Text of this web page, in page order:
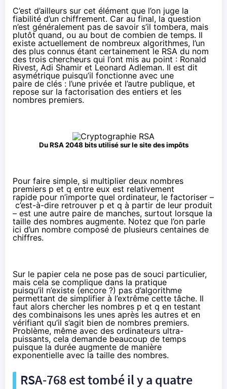
C’est d’ailleurs sur cet élément que l’on juge la
fiabilité d’un chiffrement. Car au final, la question
n’est généralement pas de savoir s’il tombera, mais
plutôt quand, ou au bout de combien de temps. Il
existe actuellement de nombreux algorithmes, l’un
des plus connus étant certainement le RSA du nom
des trois chercheurs qui l’ont mis au point : Ronald
Rivest, Adi Shamir et Leonard Adleman. Il est dit
asymétrique puisqu’il fonctionne avec une
paire de clés : l’une privée et l’autre publique, et
repose sur la factorisation des entiers et les
nombres premiers.
Du RSA 2048 bits utilisé sur le site des impôts
Pour faire simple, si multiplier deux nombres
premiers p et q entre eux est relativement
rapide pour n’importe quel ordinateur, le factoriser –
c’est-à-dire retrouver p et q à partir de leur produit
– est une autre paire de manches, surtout lorsque la
taille des nombres augmente. Notez que l’on parle
ici d’un nombre composé de plusieurs centaines de
chiffres.
Sur le papier cela ne pose pas de souci particulier,
mais cela se complique dans la pratique
puisqu’il n’existe (encore ?) pas d’algorithme
permettant de simplifier à l’extrême cette tâche. Il
faut alors chercher les nombres p et q en testant
des combinaisons les unes après les autres et en
vérifiant qu’il s’agit bien de nombres premiers.
Problème, même avec des ordinateurs ultra-
puissants, cela demande beaucoup de temps
puisque la durée augmente de manière
exponentielle avec la taille des nombres.
RSA-768 est tombé il y a quatre